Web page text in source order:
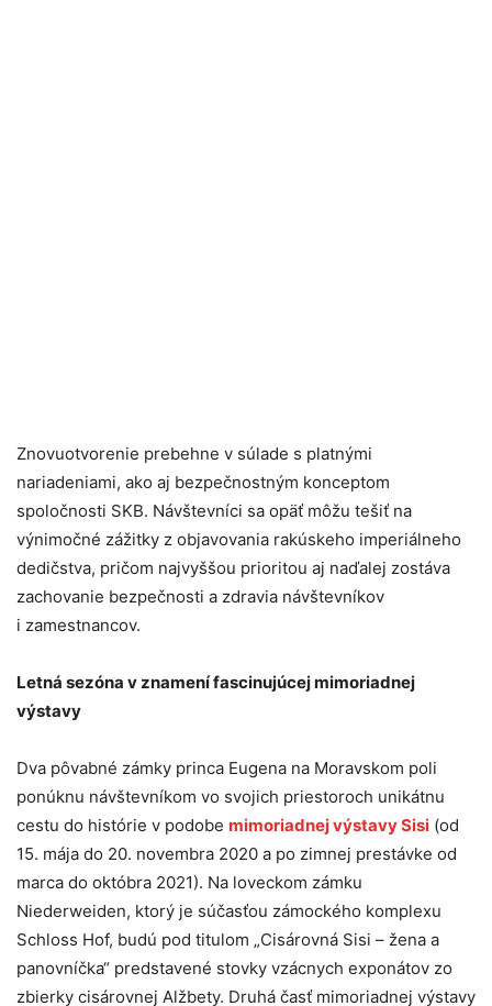
Znovuotvorenie prebehne v súlade s platnými
nariadeniami, ako aj bezpečnostným konceptom
spoločnosti SKB. Návštevníci sa opäť môžu tešiť na
výnimočné zážitky z objavovania rakúskeho imperiálneho
dedičstva, pričom najvyššou prioritou aj naďalej zostáva
zachovanie bezpečnosti a zdravia návštevníkov
i zamestnancov.
Letná sezóna v znamení fascinujúcej mimoriadnej
výstavy
Dva pôvabné zámky princa Eugena na Moravskom poli
ponúknu návštevníkom vo svojich priestoroch unikátnu
cestu do histórie v podobe mimoriadnej výstavy Sisi (od
15. mája do 20. novembra 2020 a po zimnej prestávke od
marca do októbra 2021). Na loveckom zámku
Niederweiden, ktorý je súčasťou zámockého komplexu
Schloss Hof, budú pod titulom „Cisárovná Sisi – žena a
panovníčka“ predstavené stovky vzácnych exponátov zo
zbierky cisárovnej Alžbety. Druhá časť mimoriadnej výstavy